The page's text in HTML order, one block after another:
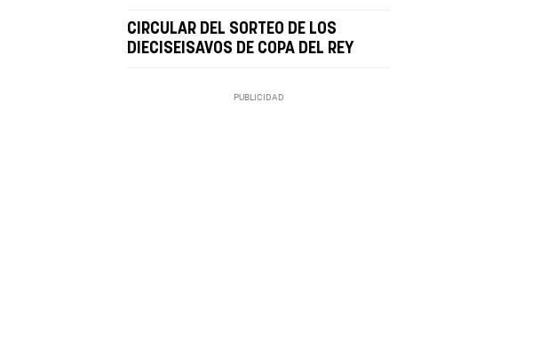
CIRCULAR DEL SORTEO DE LOS
DIECISEISAVOS DE COPA DEL REY